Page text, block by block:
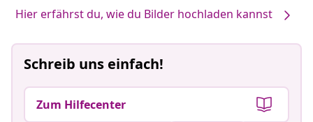
Hier erfährst du, wie du Bilder hochladen kannst
Schreib uns einfach!
Zum Hilfecenter